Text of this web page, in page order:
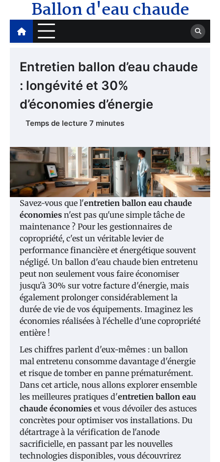
content
Ballon d'eau chaude
Entretien ballon d’eau chaude
: longévité et 30%
d’économies d’énergie
Savez-vous que l'entretien ballon eau chaude
économies n'est pas qu'une simple tâche de
maintenance ? Pour les gestionnaires de
copropriété, c'est un véritable levier de
performance financière et énergétique souvent
négligé. Un ballon d'eau chaude bien entretenu
peut non seulement vous faire économiser
jusqu'à 30% sur votre facture d'énergie, mais
également prolonger considérablement la
durée de vie de vos équipements. Imaginez les
économies réalisées à l'échelle d'une copropriété
entière !
Les chiffres parlent d'eux-mêmes : un ballon
mal entretenu consomme davantage d'énergie
et risque de tomber en panne prématurément.
Dans cet article, nous allons explorer ensemble
les meilleures pratiques d'entretien ballon eau
chaude économies et vous dévoiler des astuces
concrètes pour optimiser vos installations. Du
détartrage à la vérification de l'anode
sacrificielle, en passant par les nouvelles
technologies disponibles, vous découvrirez